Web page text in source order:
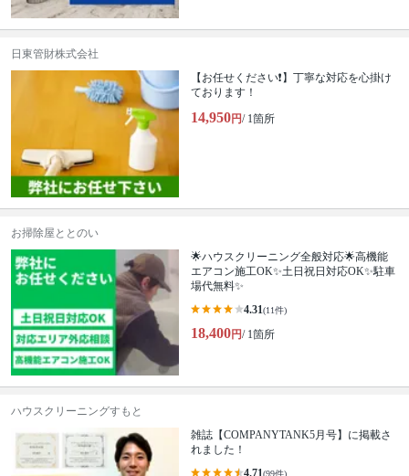
日東管財株式会社
【お任せください❗️】丁寧な対応を心掛け
ております！
14,950円/ 1箇所
お掃除屋ととのい
🌟ハウスクリーニング全般対応🌟高機能
エアコン施工OK✨土日祝日対応OK✨駐車
場代無料✨
4.31(11件)
18,400円/ 1箇所
ハウスクリーニングすもと
雑誌【COMPANYTANK5月号】に掲載さ
れました！